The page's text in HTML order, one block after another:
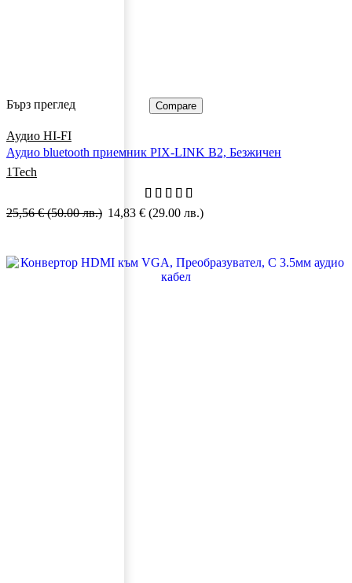
Бърз преглед Compare
Аудио HI-FI
Аудио bluetooth приемник PIX-LINK B2, Безжичен
1Tech
25,56€ (50.00 лв.) 14,83 € (29.00 лв.)